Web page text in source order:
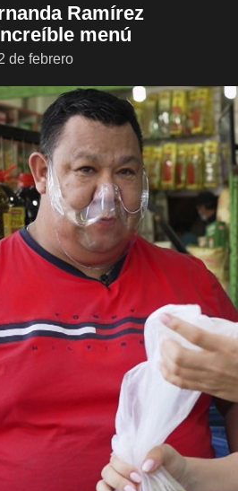
Ramírez
menú
de febrero